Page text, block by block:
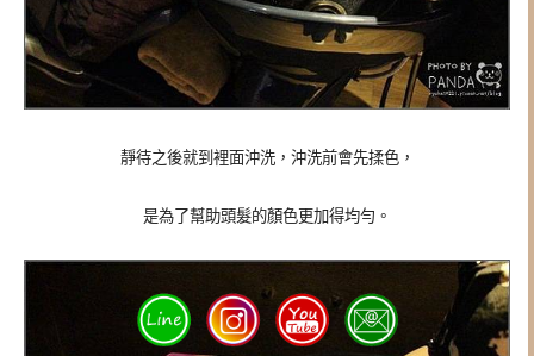
靜待之後就到裡面沖洗，沖洗前會先揉色，
是為了幫助頭髮的顏色更加得均勻。